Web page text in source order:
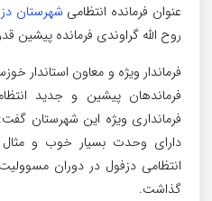
عنوان فرمانده انتظامی شهرستان
روح الله گراوندی فرمانده پیشین
فرماندار ویژه و معاون استاندار
فرماندهان پیشین و جدید
فرمانداری ویژه این شهرستان
دارای وحدت بسیار خوب و
انتظامی دزفول در دوران
گذاشت.